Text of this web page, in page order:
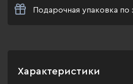
Подарочная упаковка по
Характеристики